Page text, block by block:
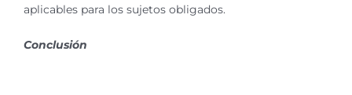
aplicables para los sujetos obligados.
Conclusión